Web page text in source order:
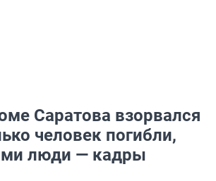
Саратова взорвался
человек погибли,
люди — кадры